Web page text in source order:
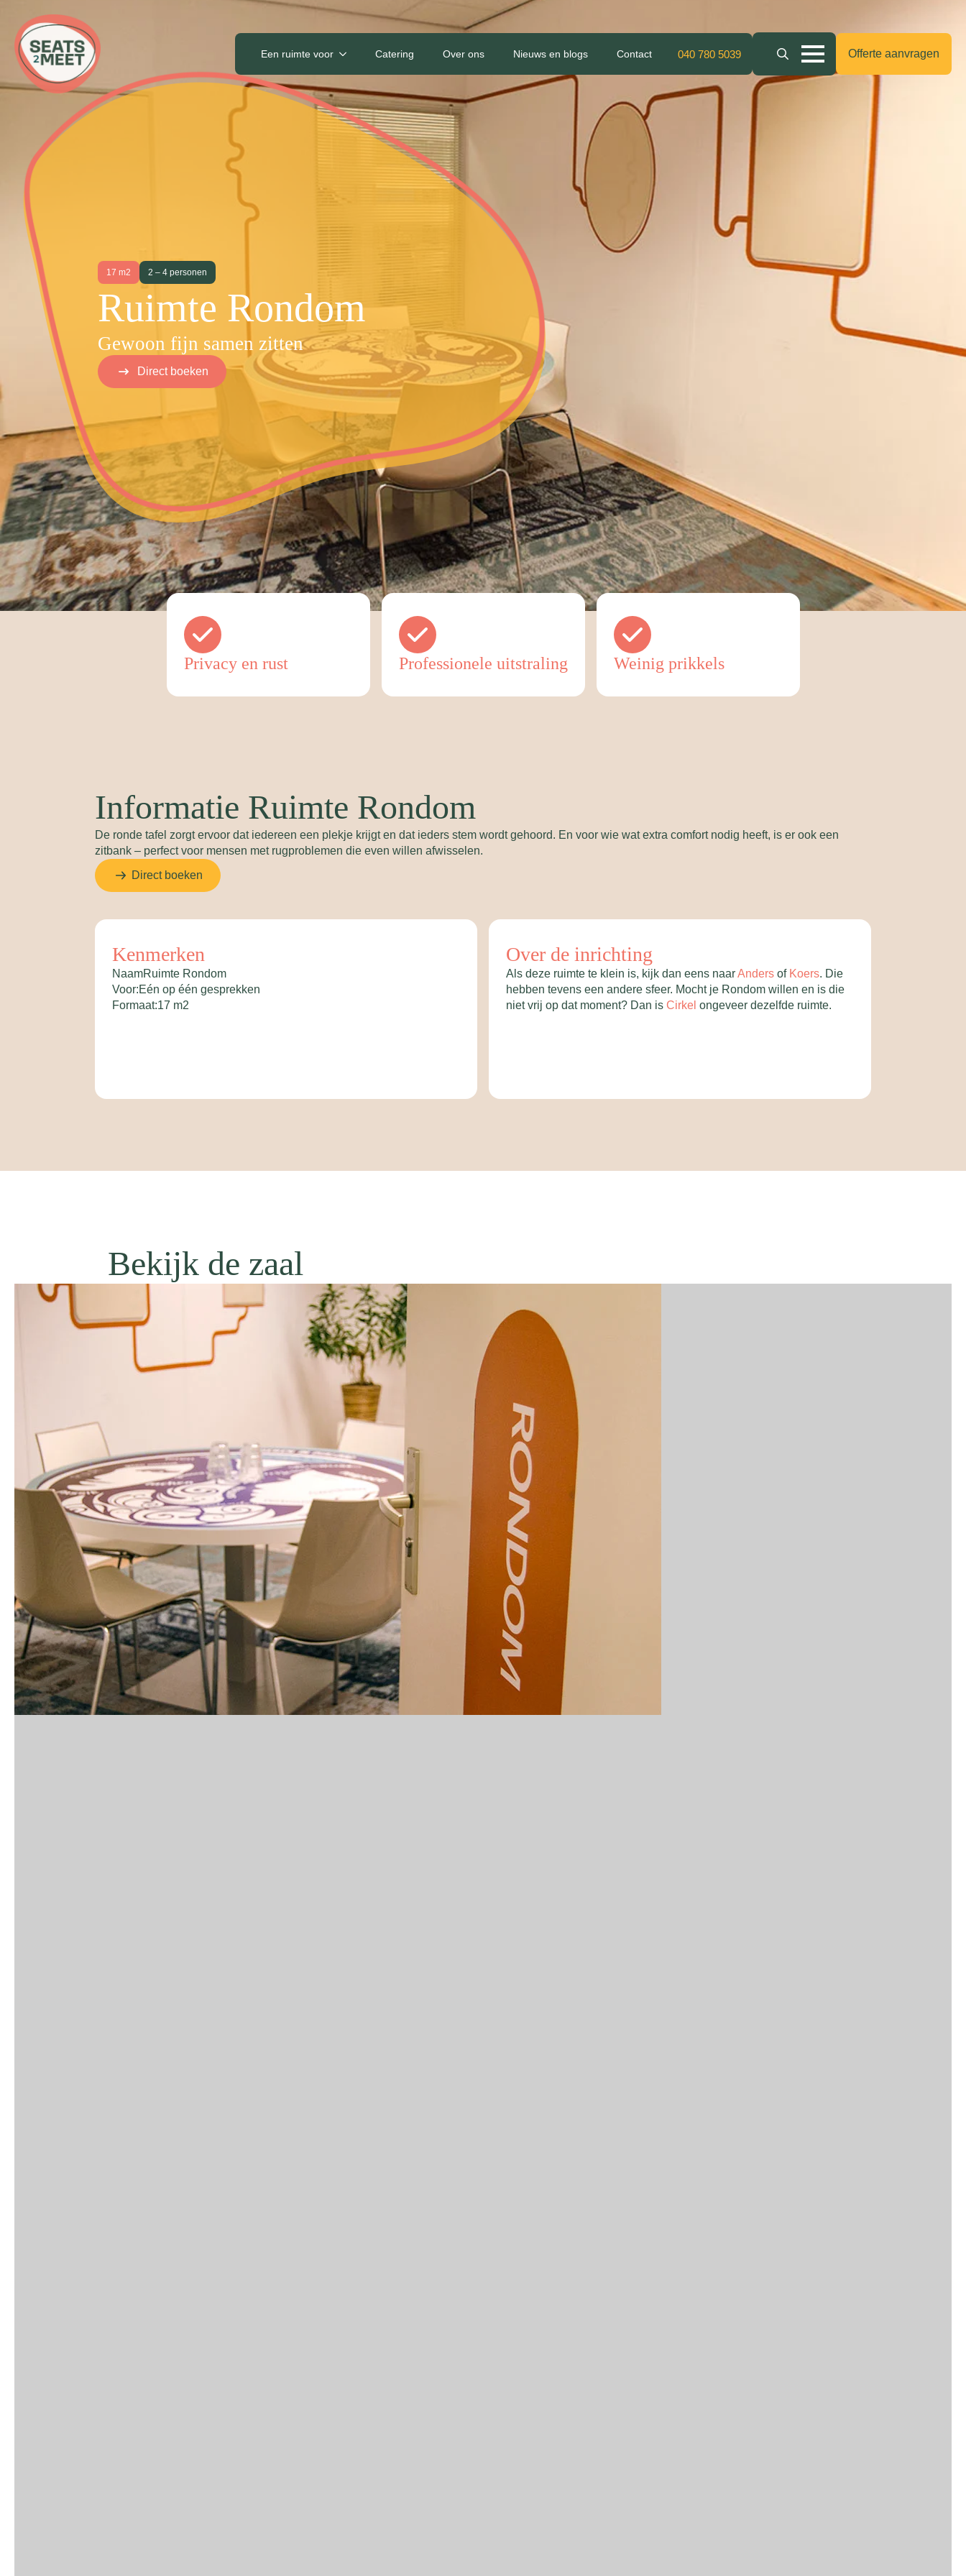
Een ruimte voor Catering Over ons Nieuws en blogs Contact 040 780 5039
Search
Offerte aanvragen
17 m2 2 – 4 personen
Ruimte Rondom
Gewoon fijn samen zitten
Direct boeken
Privacy en rust Professionele uitstraling Weinig prikkels
Informatie Ruimte Rondom
De ronde tafel zorgt ervoor dat iedereen een plekje krijgt en dat ieders stem wordt gehoord. En voor wie wat extra comfort nodig heeft, is er ook een
zitbank – perfect voor mensen met rugproblemen die even willen afwisselen.
Direct boeken
Kenmerken
NaamRuimte Rondom
Voor:Eén op één gesprekken
Formaat:17 m2
Over de inrichting
Als deze ruimte te klein is, kijk dan eens naarAnders of Koers. Die
hebben tevens een andere sfeer. Mocht je Rondom willen en is die
niet vrij op dat moment? Dan is Cirkel ongeveer dezelfde ruimte.
Bekijk de zaal